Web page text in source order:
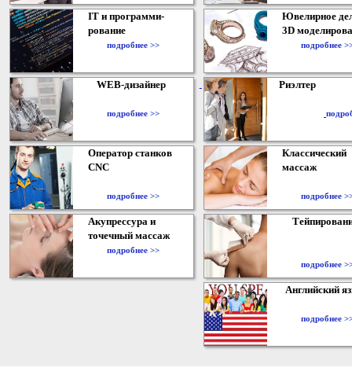
IT и программи-
рование
подробнее >>
Ювелирное
3D
подробнее
WEB-дизайнер
подробнее >>
Риэлтер
Оператор станков
CNC
подробнее >>
Классический
массаж
подробнее
Акупрессура и
точечный массаж
подробнее >>
подробнее
Английский
подробнее